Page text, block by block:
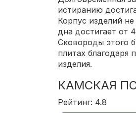
истиранию
Корпус изделий
дна достигает от
Сковороды этого
плитах благодаря
изделия.
КАМСКАЯ
Рейтинг: 4.8